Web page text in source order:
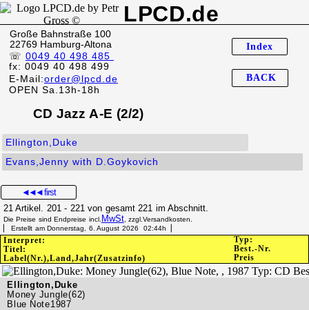
LPCD.de
Große Bahnstraße 100
22769 Hamburg-Altona
☏ 0049 40 498 485
fx: 0049 40 498 499
E-Mail:order@lpcd.de
OPEN Sa.13h-18h
Index
BACK
CD Jazz A-E (2/2)
Ellington,Duke
Evans,Jenny with D.Goykovich
◄◄◄first
21 Artikel. 201 - 221 von gesamt 221 im Abschnitt.
Die Preise sind Endpreise incl. MwSt, zzgl.Versandkosten.
▏ Erstellt am Donnerstag, 6. August 2026 02:44h▕
Interpret:
Titel:
Label(Nr.),Land,Jahr(Zusatzinfo)
Typ:
Best.-Nr.
Preis
Ellington,Duke
Money Jungle(62)
Blue Note1987